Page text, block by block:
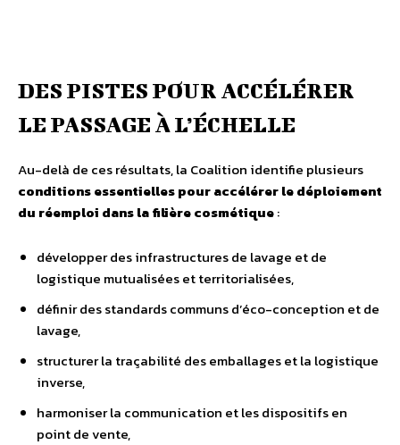
DES PISTES POUR ACCÉLÉRER
LE PASSAGE À L’ÉCHELLE
Au-delà de ces résultats, la Coalition identifie plusieurs
conditions essentielles pour accélérer le déploiement
du réemploi dans la filière cosmétique:
développer des infrastructures de lavage et de
logistique mutualisées et territorialisées,
définir des standards communs d’éco-conception et de
lavage,
structurer la traçabilité des emballages et la logistique
inverse,
harmoniser la communication et les dispositifs en
point de vente,